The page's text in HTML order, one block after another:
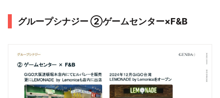
グループシナジー ②ゲームセンター×F&B